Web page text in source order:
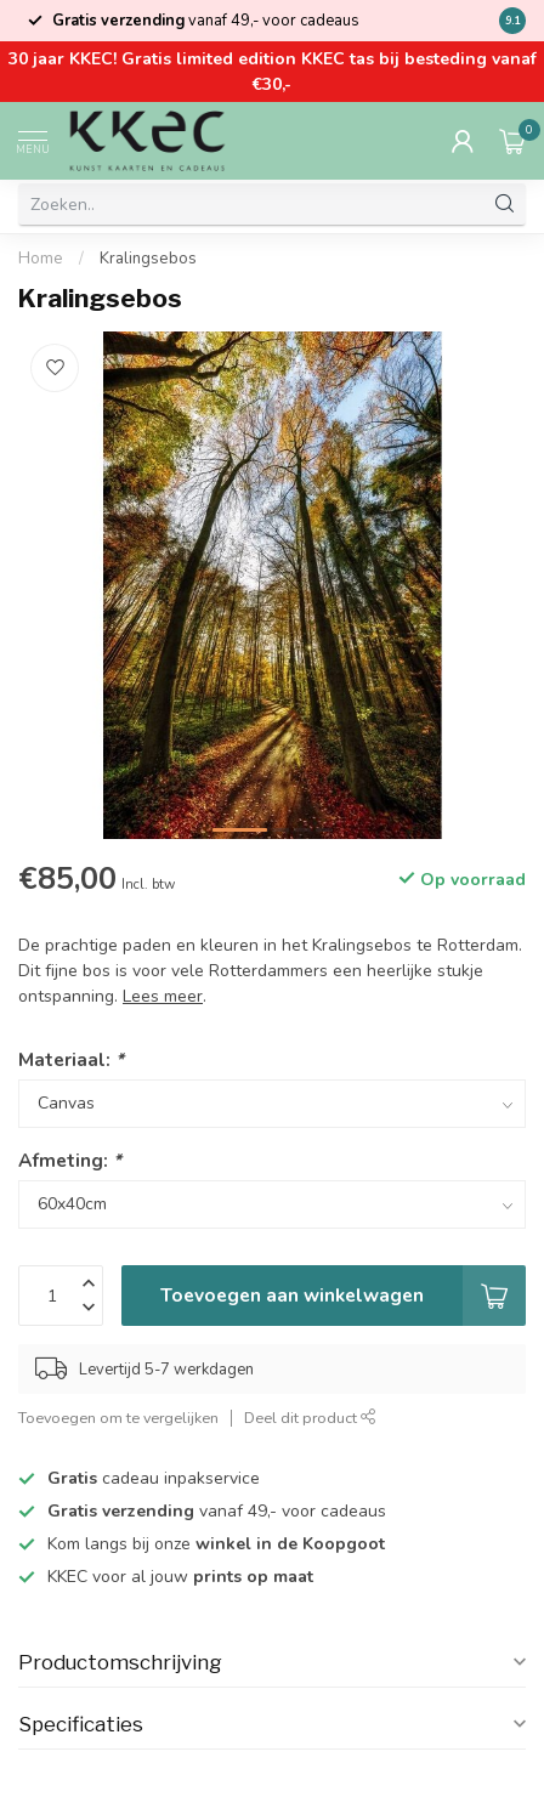
Gratis verzendingvanaf 49,- voor cadeaus Kom
9.1
30 jaar KKEC! Gratis limited edition KKEC tas bij besteding vanaf
€30,-
MENU
0
Home / Kralingsebos
Kralingsebos
€85,00 Incl. btw Op voorraad
De prachtige paden en kleuren in het Kralingsebos te Rotterdam.
Dit fijne bos is voor vele Rotterdammers een heerlijke stukje
ontspanning. Lees meer.
Materiaal: *
Afmeting: *
Toevoegen aan winkelwagen
Levertijd 5-7 werkdagen
Toevoegen om te vergelijken Deel dit product
Gratis cadeau inpakservice
Gratis verzending vanaf 49,- voor cadeaus
Kom langs bij onze winkel in de Koopgoot
KKEC voor al jouw prints op maat
Productomschrijving
Specificaties